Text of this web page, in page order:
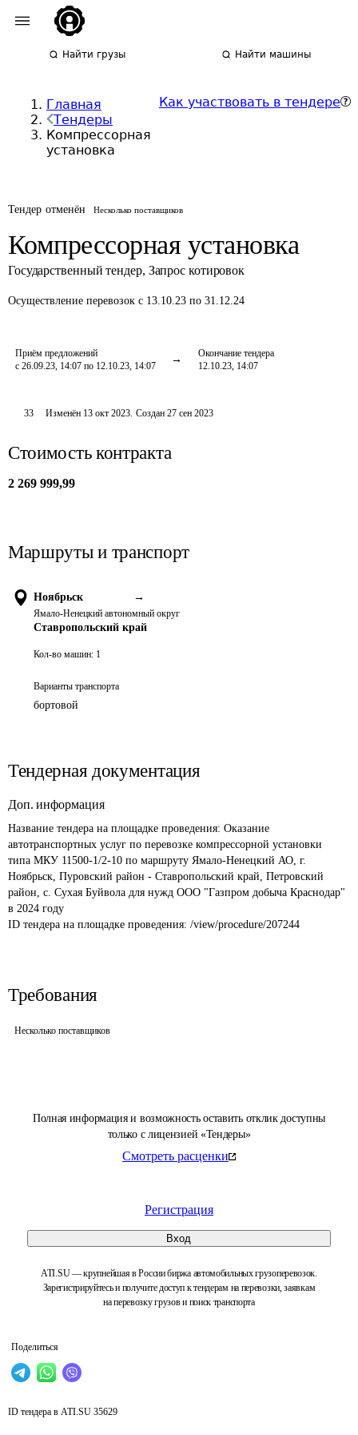
Найти грузы Найти машины
Главная
Тендеры
Компрессорная
установка
Как участвовать в тендере
Тендер отменён Несколько поставщиков
Компрессорная установка
Государственный тендер, Запрос котировок
Осуществление перевозок с 13.10.23 по 31.12.24
Приём предложений
с 26.09.23, 14:07 по 12.10.23, 14:07
Окончание тендера
12.10.23, 14:07
Полная информация и возможность оставить отклик доступны
только с лицензией «Тендеры»
Смотреть расценки
Регистрация
Вход
ATI.SU — крупнейшая в России биржа автомобильных грузоперевозок.
Зарегистрируйтесь и получите доступ к тендерам на перевозки, заявкам
на перевозку грузов и поиск транспорта
Поделиться
33 Изменён 13 окт 2023. Создан 27 сен 2023
Стоимость контракта
2 269 999,99
Маршруты и транспорт
Ноябрьск →
Ямало-Ненецкий автономный округ
Ставропольский край
Кол-во машин: 1
Варианты транспорта
бортовой
Тендерная документация
Доп. информация
Название тендера на площадке проведения: Оказание
автотранспортных услуг по перевозке компрессорной установки
типа МКУ 11500-1/2-10 по маршруту Ямало-Ненецкий АО, г.
Ноябрьск, Пуровский район - Ставропольский край, Петровский
район, с. Сухая Буйвола для нужд ООО "Газпром добыча Краснодар"
в 2024 году
ID тендера на площадке проведения: /view/procedure/207244
Требования
Несколько поставщиков
ID тендера в ATI.SU 35629